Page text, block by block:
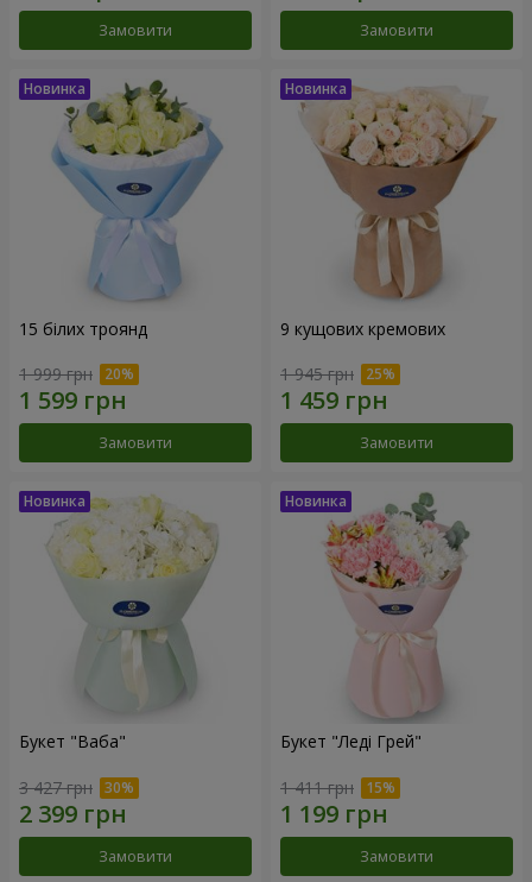
Замовити Замовити
15 білих троянд
1 999 грн
Замовити
9 кущових кремових
1 945 грн
Замовити
Букет "Ваба"
3 427 грн
Замовити
Букет "Леді Грей"
1 411 грн
Замовити